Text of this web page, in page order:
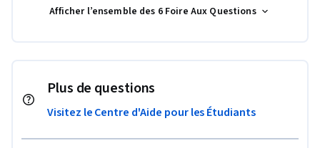
Afficher l’ensemble des 6 Foire Aux Questions
Plus de questions
Visitez le Centre d'Aide pour les Étudiants